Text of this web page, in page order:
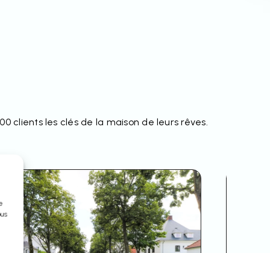
clients les clés de la maison de leurs rêves.